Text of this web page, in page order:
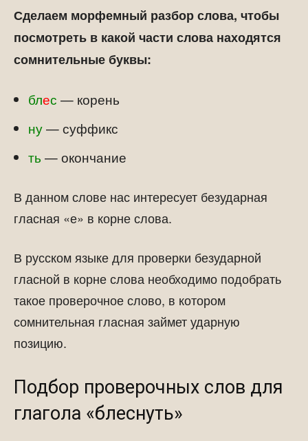
Сделаем морфемный разбор слова, чтобы
посмотреть в какой части слова находятся
сомнительные буквы:
блес — корень
ну— суффикс
ть — окончание
В данном слове нас интересует безударная
гласная «е» в корне слова.
В русском языке для проверки безударной
гласной в корне слова необходимо подобрать
такое проверочное слово, в котором
сомнительная гласная займет ударную
позицию.
Подбор проверочных слов для
глагола «блеснуть»